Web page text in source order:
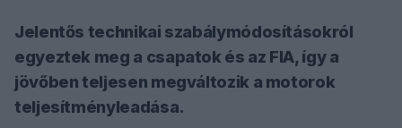
Jelentős technikai szabálymódosításokról
egyeztek meg a csapatok és az FIA, így a
jövőben teljesen megváltozik a motorok
teljesítményleadása.